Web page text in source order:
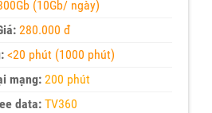
(10Gb/ ngày)
280.000 đ
<20 phút (1000 phút)
mạng: 200 phút
data: TV360